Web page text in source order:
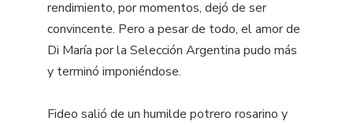
rendimiento, por momentos, dejó de ser
convincente. Pero a pesar de todo, el amor de
Di María por la Selección Argentina pudo más
y terminó imponiéndose.
Fideo salió de un humilde potrero rosarino y